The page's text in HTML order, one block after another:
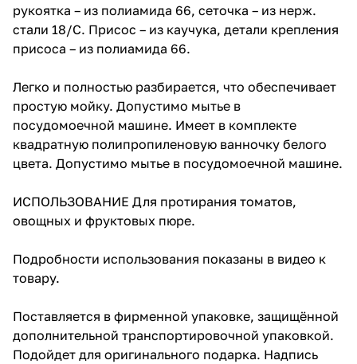
рукоятка – из полиамида 66, сеточка – из нерж.
стали 18/С. Присос – из каучука, детали крепления
присоса – из полиамида 66.
Легко и полностью разбирается, что обеспечивает
простую мойку. Допустимо мытье в
посудомоечной машине. Имеет в комплекте
квадратную полипропиленовую ванночку белого
цвета. Допустимо мытье в посудомоечной машине.
ИСПОЛЬЗОВАНИЕ Для протирания томатов,
овощных и фруктовых пюре.
Подробности использования показаны в видео к
товару.
Поставляется в фирменной упаковке, защищённой
дополнительной транспортировочной упаковкой.
Подойдет для оригинального подарка. Надпись